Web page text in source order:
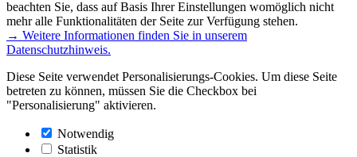
beachten Sie, dass auf Basis Ihrer Einstellungen womöglich nicht
mehr alle Funktionalitäten der Seite zur Verfügung stehen.
→ Weitere Informationen finden Sie in unserem
Datenschutzhinweis.
Diese Seite verwendet Personalisierungs-Cookies. Um diese Seite
betreten zu können, müssen Sie die Checkbox bei
"Personalisierung" aktivieren.
Notwendig
Statistik